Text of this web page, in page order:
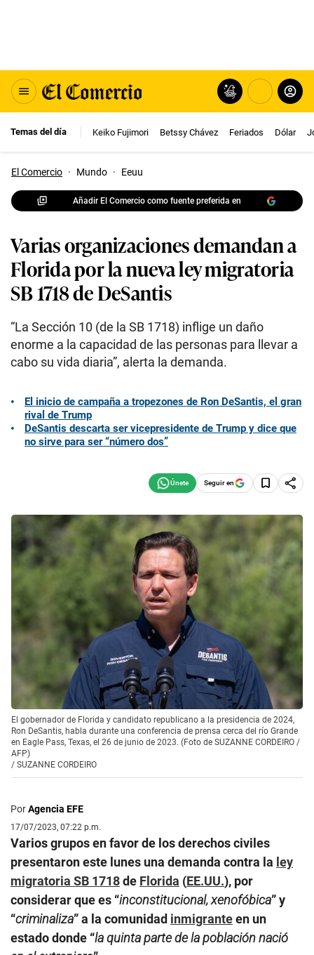
Temas del día Keiko Fujimori Betssy Chávez Feriados Dólar
El Comercio · Mundo · Eeuu
Añadir El Comercio como fuente preferida en
Varias organizaciones demandan a
Florida por la nueva ley migratoria
SB 1718 de DeSantis
“La Sección 10 (de la SB 1718) inflige un daño
enorme a la capacidad de las personas para llevar a
cabo su vida diaria”, alerta la demanda.
El inicio de campaña a tropezones de Ron DeSantis, el gran
rival de Trump
DeSantis descarta ser vicepresidente de Trump y dice que
no sirve para ser “número dos”
Seguir en
El gobernador de Florida y candidato republicano a la presidencia de 2024,
Ron DeSantis, habla durante una conferencia de prensa cerca del río Grande
en Eagle Pass, Texas, el 26 de junio de 2023. (Foto de SUZANNE CORDEIRO /
AFP)
/ SUZANNE CORDEIRO
PorAgencia EFE
17/07/2023, 07:22 p.m.
Varios grupos en favor de los derechos civiles
presentaron este lunes una demanda contra la ley
migratoria SB 1718de Florida (EE.UU.), por
considerar que es “inconstitucional, xenofóbica” y
“criminaliza” a la comunidad inmigranteen un
estado donde “la quinta parte de la población nació